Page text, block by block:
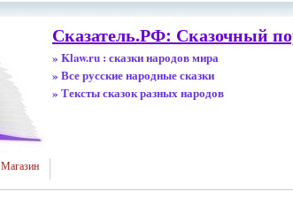
Сказатель.РФ: Сказочный
» Klaw.ru : сказки народов мира
» Все русские народные сказки
» Тексты сказок разных народов
Магазин